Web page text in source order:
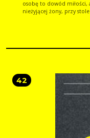
osobę to dowód miłości,
nieżyjącej żony, przy
42